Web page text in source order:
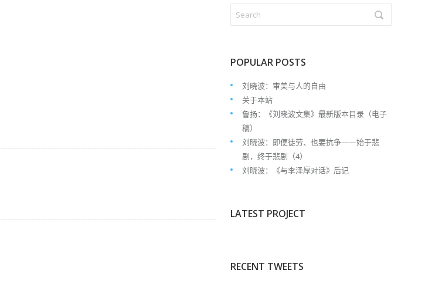
POPULAR POSTS
刘晓波：审美与人的自由
关于本站
鲁扬：《刘晓波文集》最新版本目录（电子
稿）
刘晓波：即便徒劳、也要抗争——始于悲
剧，终于悲剧（4）
刘晓波：《与李泽厚对话》后记
LATEST PROJECT
RECENT TWEETS